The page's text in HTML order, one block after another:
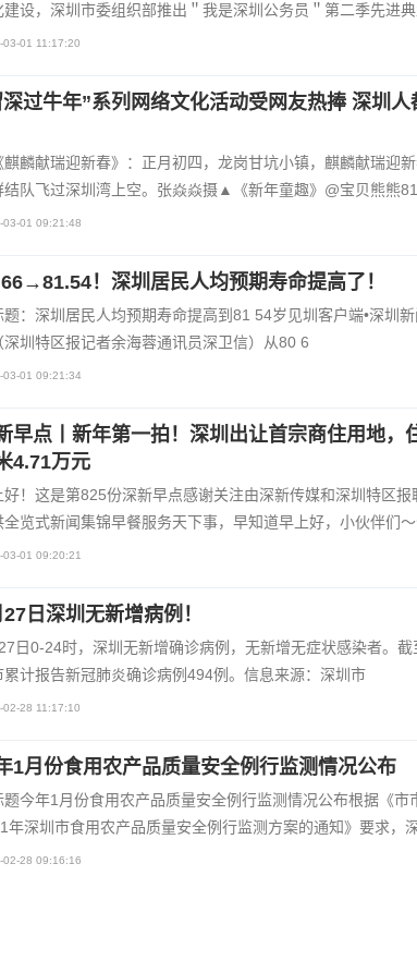
建设，深圳市委组织部推出＂我是深圳公务员＂第二季先进
03-01 11:17:20
深过牛年”系列网络文化活动受网友热捧 深圳
麟献瑞迎新春》：正月初四，龙岗甘坑小镇，麒麟献瑞迎
结队飞过深圳湾上空。张焱焱摄▲《新年童趣》@宝贝熊熊
03-01 09:21:48
！深圳居民人均预期寿命提高了！
题：深圳居民人均预期寿命提高到81 54岁见圳客户端•深圳
深圳特区报记者余海蓉通讯员深卫信）从80 6
03-01 09:21:34
早点丨新年第一拍！深圳出让首宗商住用地，
4.71万元
好！这是第825份深新早点感谢关注由深新传媒和深圳特区报
全览式新闻集锦早餐服务天下事，早知道早上好，小伙伴们
03-01 09:20:21
日深圳无新增病例！
日0-24时，深圳无新增确诊病例，无新增无症状感染者。
累计报告新冠肺炎确诊病例494例。信息来源：深圳市
02-28 11:17:10
1月份食用农产品质量安全例行监测情况公布
题今年1月份食用农产品质量安全例行监测情况公布根据《市
年深圳市食用农产品质量安全例行监测方案的通知》要求，
02-28 09:16:16